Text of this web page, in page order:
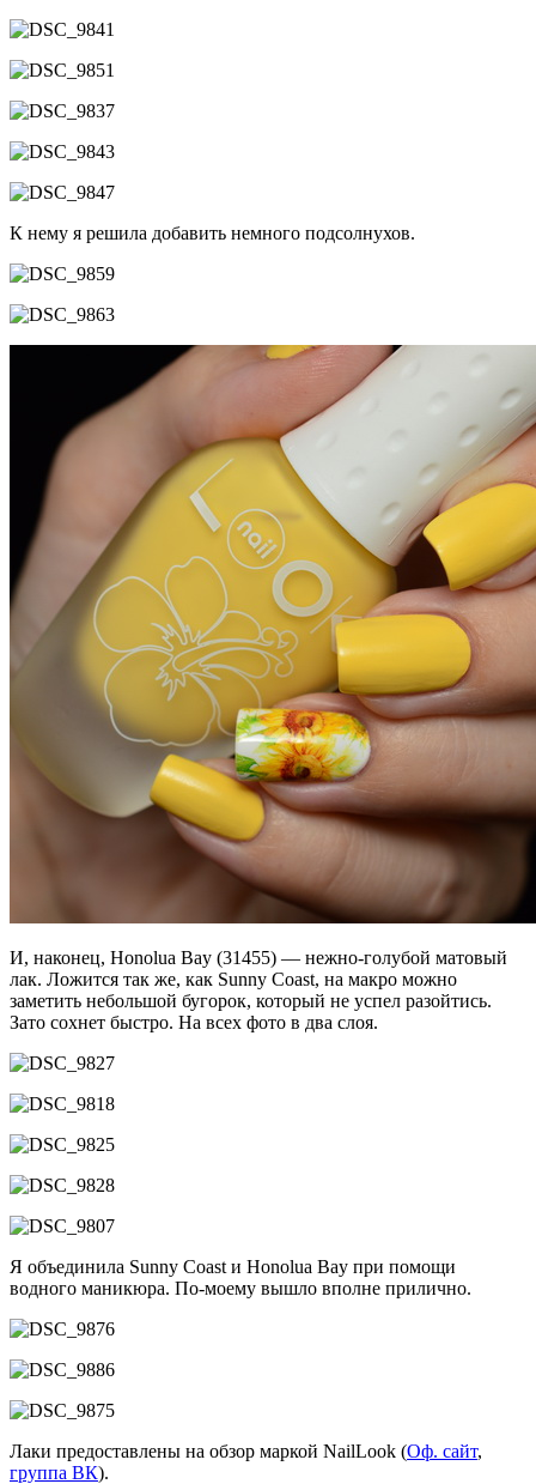
К нему я решила добавить немного подсолнухов.
И, наконец, Honolua Bay (31455) — нежно-голубой матовый
лак. Ложится так же, как Sunny Coast, на макро можно
заметить небольшой бугорок, который не успел разойтись.
Зато сохнет быстро. На всех фото в два слоя.
Я объединила Sunny Coast и Honolua Bay при помощи
водного маникюра. По-моему вышло вполне прилично.
Лаки предоставлены на обзор маркой NailLook (Оф. сайт,
группа ВК).